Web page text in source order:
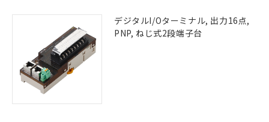
デジタルI/Oターミナル, 出力16点,
PNP, ねじ式2段端子台